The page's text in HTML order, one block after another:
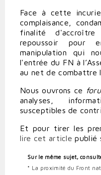
Face à cette
complaisance,
finalité
repoussoir pour
manipulation qui
l'entrée du FN à
au net de combattre
Nous ouvrons ce
analyses,
susceptibles de
Et pour tirer les
lire cet article publié
Sur le même sujet,
* La proximité du Front